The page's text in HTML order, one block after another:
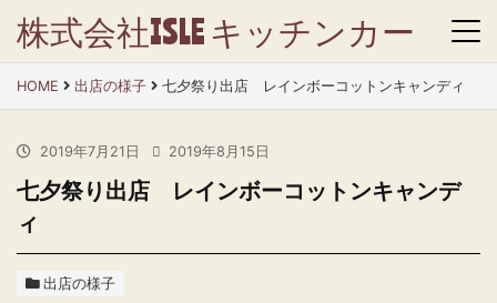
株式会社ISLE キッチンカー
HOME 出店の様子 七夕祭り出店 レインボーコットンキャンディ
2019年7月21日 2019年8月15日
七夕祭り出店 レインボーコットンキャンデ
ィ
出店の様子